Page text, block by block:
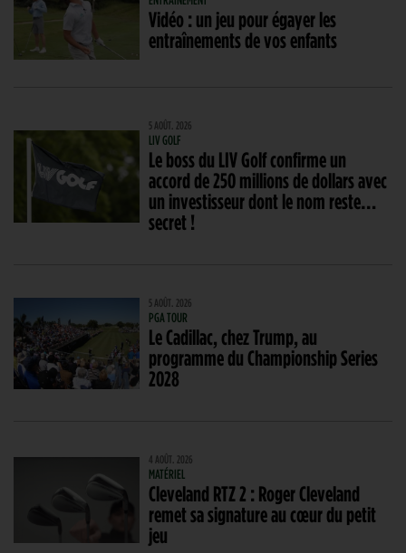
Vidéo : un jeu pour égayer les
entraînements de vos enfants
5 AOÛT. 2026
LIV GOLF
Le boss du LIV Golf confirme un
accord de 250 millions de dollars avec
un investisseur dont le nom reste…
secret !
5 AOÛT. 2026
PGA TOUR
Le Cadillac, chez Trump, au
programme du Championship Series
2028
4 AOÛT. 2026
MATÉRIEL
Cleveland RTZ 2 : Roger Cleveland
remet sa signature au cœur du petit
jeu